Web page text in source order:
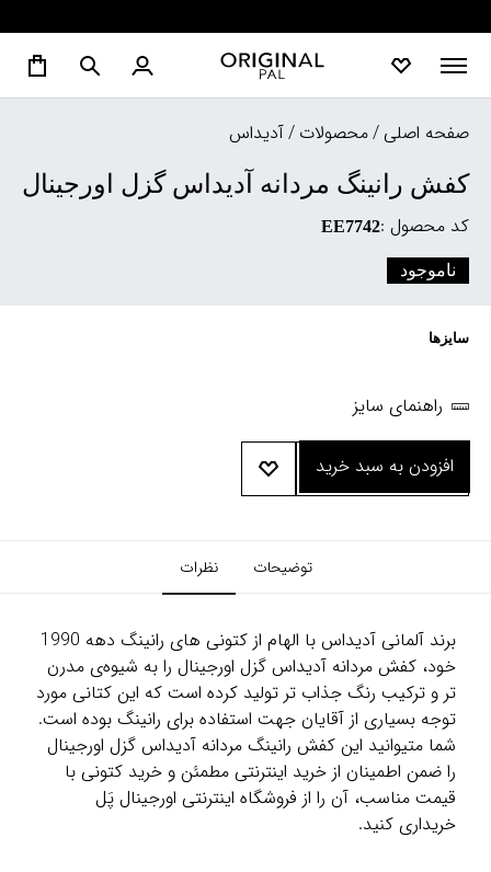
صفحه اصلی/محصولات /آدیداس
کفش رانینگ مردانه آدیداس گزل اورجینال
کد محصول :EE7742
ناموجود
سایزها
راهنمای سایز
افزودن به سبد خرید
توضیحات نظرات
برند آلمانی آدیداس با الهام از کتونی های رانینگ دهه 1990
خود، کفش مردانه آدیداس گزل اورجینال را به شیوه‌ی مدرن
تر و ترکیب رنگ جذاب تر تولید کرده است که این کتانی مورد
توجه بسیاری از آقایان جهت استفاده برای رانینگ بوده است.
شما متیوانید این کفش رانینگ مردانه آدیداس گزل اورجینال
را ضمن اطمینان از خرید اینترنتی مطمئن و خرید کتونی با
قیمت مناسب، آن را از فروشگاه اینترنتی اورجینال پَل
خریداری کنید.